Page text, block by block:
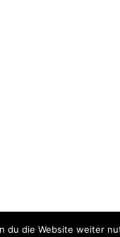
du die Website weiter